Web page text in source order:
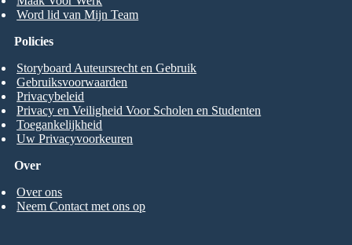
Word lid van Mijn Team
Over
Over ons
Neem Contact met ons op
Policies
Storyboard Auteursrecht en Gebruik
Gebruiksvoorwaarden
Privacybeleid
Privacy en Veiligheid Voor Scholen en Studenten
Toegankelijkheid
Uw Privacyvoorkeuren